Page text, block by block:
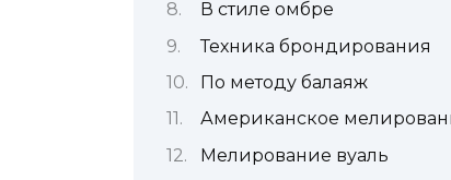
В стиле омбре
Техника брондирования
По методу балаяж
Американское
Мелирование вуаль